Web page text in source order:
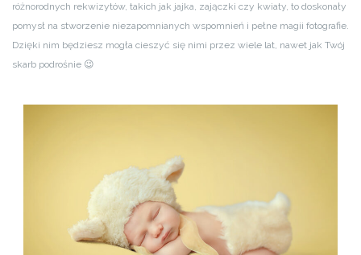
różnorodnych rekwizytów, takich jak jajka, zajączki czy kwiaty, to doskonały
pomysł na stworzenie niezapomnianych wspomnień i pełne magii fotografie.
Dzięki nim będziesz mogła cieszyć się nimi przez wiele lat, nawet jak Twój
skarb podrośnie 😉